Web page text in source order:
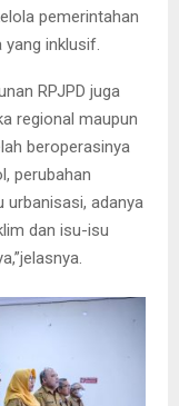
pemerintahan
yang inklusif.
RPJPD juga
regional maupun
beroperasinya
perubahan
urbanisasi, adanya
dan isu-isu